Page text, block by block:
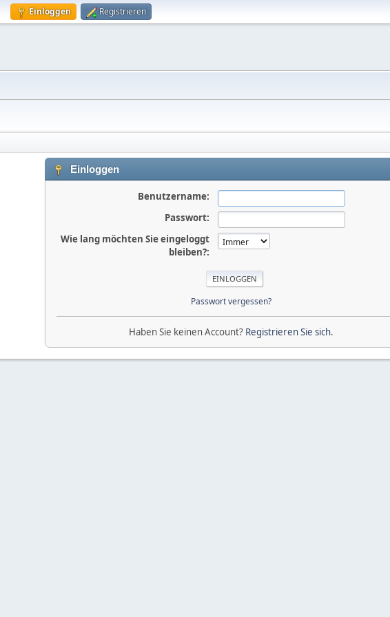
Einloggen Registrieren
Einloggen
Benutzername:
Passwort:
Wie lang möchten Sie eingeloggt
bleiben?:
Passwort vergessen?
Haben Sie keinen Account? Registrieren Sie sich.